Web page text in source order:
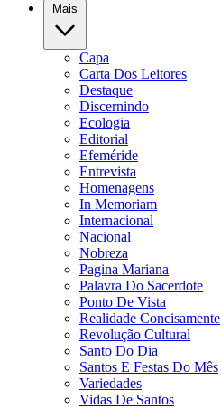
Mais
Capa
Carta Dos Leitores
Destaque
Discernindo
Ecologia
Editorial
Efeméride
Entrevista
Homenagens
In Memoriam
Internacional
Nacional
Nobreza
Pagina Mariana
Palavra Do Sacerdote
Ponto De Vista
Realidade Concisamente
Revolução Cultural
Santo Do Dia
Santos E Festas Do Mês
Variedades
Vidas De Santos